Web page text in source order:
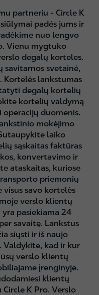
partneriu - Circle K
padės jums ir
nuo lengvo
Vienu mygtuko
degalų korteles.
savitarnos svetainė,
Kortelės lankstumas
degalų kortelių
kortelių valdymą
duomenis.
mokėjimo
laiko
sąskaitas faktūras
konvertavimo ir
ataskaitas, kuriose
priemonių
savo kortelės
verslo klientų
pasiekiama 24
savaitę. Lankstus
siųsti ir iš naujo
Valdykite, kad ir kur
verslo klientų
įrenginyje.
klientų
K Pro. Verslo